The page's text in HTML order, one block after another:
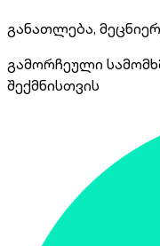
განათლება,
გამორჩეული
შექმნისთვის